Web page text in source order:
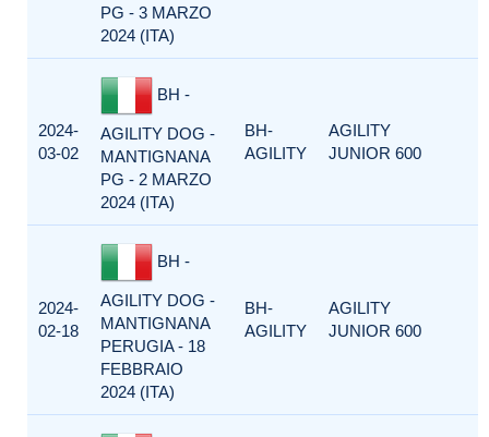
PG - 3 MARZO
2024 (ITA)
2024-
03-02
BH -
AGILITY DOG -
MANTIGNANA
PG - 2 MARZO
2024 (ITA)
BH-
AGILITY
AGILITY
JUNIOR 600
2024-
02-18
BH -
AGILITY DOG -
MANTIGNANA
PERUGIA - 18
FEBBRAIO
2024 (ITA)
BH-
AGILITY
AGILITY
JUNIOR 600